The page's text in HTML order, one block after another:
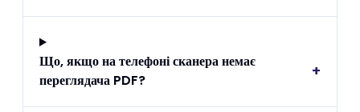
Що, якщо на телефоні сканера немає
переглядача PDF?
+